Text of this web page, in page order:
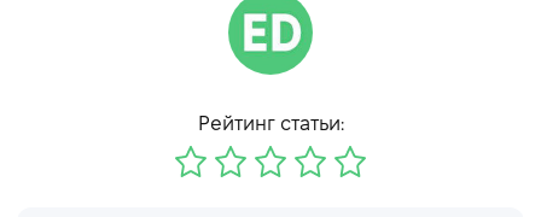
Рейтинг статьи: